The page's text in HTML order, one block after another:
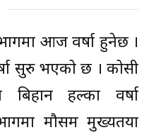
आज वर्षा हुनेछ ।
सुरु भएको छ । कोसी
बिहान हल्का वर्षा
मौसम मुख्यतया